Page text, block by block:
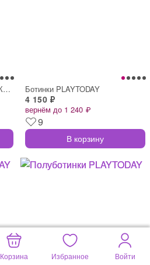
Пантолеты пляжные детские Каприоль Ботинки PLAYTODAY
4 150 ₽
вернём до 1 240 ₽
9
В корзину
Корзина Избранное Войти